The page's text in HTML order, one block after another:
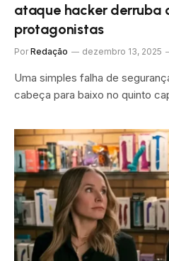
ataque hacker derruba
protagonistas
Por Redação dezembro 13, 2025
Uma simples falha de
cabeça para baixo no quinto